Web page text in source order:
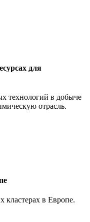
для
технологий в добыче
отрасль.
кластерах в Европе.